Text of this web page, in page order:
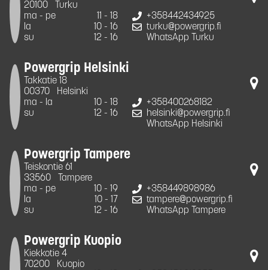
20100
Turku
ma - pe
11 - 18
la
10 - 16
su
12 - 16
+358442434925
turku@powergrip.fi
WhatsApp Turku
Powergrip Helsinki
Takkatie 18
00370
Helsinki
ma - la
10 - 18
su
12 - 16
+358400268182
helsinki@powergrip.fi
WhatsApp Helsinki
Powergrip Tampere
Teiskontie 61
33560
Tampere
ma - pe
10 - 19
la
10 - 17
su
12 - 16
+358449898986
tampere@powergrip.fi
WhatsApp Tampere
Powergrip Kuopio
Kiekkotie 4
70200
Kuopio